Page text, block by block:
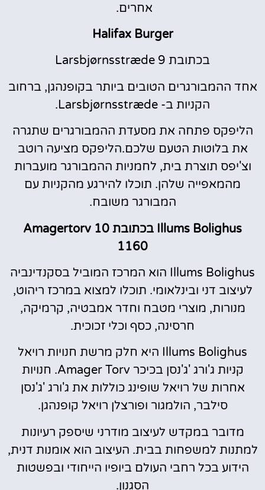
אחרים.
Halifax Burger
בכתובת Larsbjørnsstræde 9
אחד ההמבורגרים הטובים ביותר בקופנהגן, ברחוב
הקניות ב- Larsbjørnsstræde.
הליפקס פתחה את מסעדת ההמבורגרים שתגרה
את בלוטות הטעם שלכם.הליפקס מציעה רוטב
וצ'יפס תוצרת בית, לחמניות ההמבורגר מועברות
מהמאפייה שלהן. תוכלו להירגע מהקניות עם
המבורגר משובח.
Illums Bolighus בכתובת Amagertorv 10
1160
Illums Bolighus הוא המרכז המוביל בסקנדינביה
לעיצוב דני ובינלאומי. תוכלו למצוא במרכז ריהוט,
מנורות, מוצרי מטבח וחדר אמבטיה, קרמיקה,
חרסינה, כסף וכלי זכוכית.
Illums Bolighus היא חלק מרשת חנויות רויאל
קניות ג'ורג 'ג'נסן בכיכר Amager Torv. חנויות
אחרות של רויאל שופינג כוללות את ג'ורג 'ג'נסן
סילבר, הולמגור ופורצלן רויאל קופנהגן.
מדובר במקדש לעיצוב מודרני שיספק רעיונות
למתנות למשפחות בבית. העיצוב הוא אומנות דנית,
הידוע בכל רחבי העולם ביופיו הייחודי ובפשטות
הסגנון.